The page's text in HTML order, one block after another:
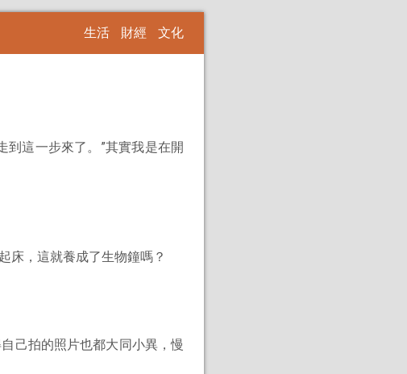
生活 財經 文化
到這一步來了。”其實我是在開
床，這就養成了生物鐘嗎？
己拍的照片也都大同小異，慢